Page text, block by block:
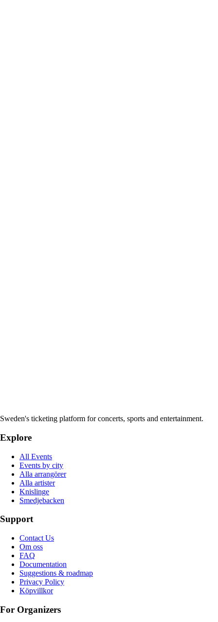
Sweden's ticketing platform for concerts, sports and entertainment.
Explore
All Events
Events by city
Alla arrangörer
Alla artister
Knislinge
Smedjebacken
Support
Contact Us
Om oss
FAQ
Documentation
Suggestions & roadmap
Privacy Policy
Köpvillkor
For Organizers